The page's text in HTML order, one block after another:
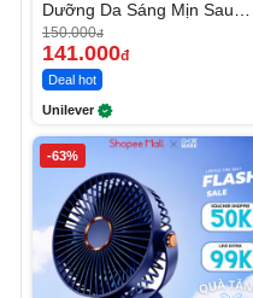
Dưỡng Da Sáng Mịn Sau 7
Ngày
150.000đ
141.000đ
Deal hot
Unilever
-63%